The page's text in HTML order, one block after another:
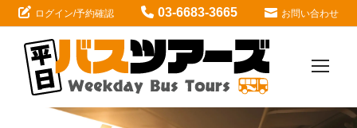
ログイン/予約確認 03-6683-3665 お問い合わせ